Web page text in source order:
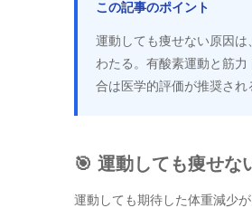
この記事のポイント
運動しても痩せない原因
わたる。有酸素運動と筋
合は医学的評価が推奨され
🎯 運動しても痩せな
運動しても期待した体重減少